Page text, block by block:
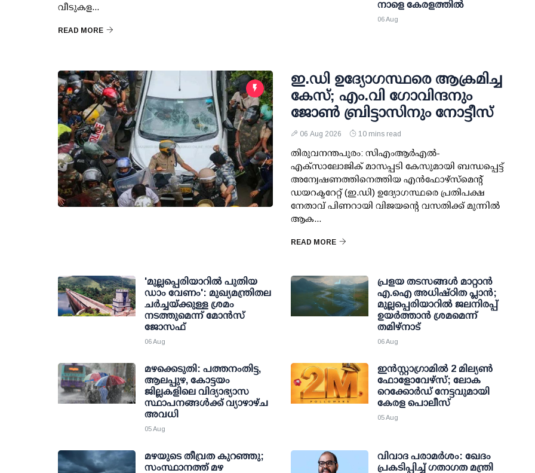
വീടുകള...
READ MORE
നാളെ കേരളത്തിൽ
06 Aug
ഇ.ഡി ഉദ്യോഗസ്ഥരെ ആക്രമിച്ച
കേസ്; എം.വി ഗോവിന്ദനും
ജോണ്‍ ബ്രിട്ടാസിനും നോട്ടീസ്
06 Aug 2026 10 mins read
തിരുവനന്തപുരം: സിഎംആര്‍എല്‍-
എക്‌സാലോജിക് മാസപ്പടി കേസുമായി ബന്ധപ്പെട്ട്
അന്വേഷണത്തിനെത്തിയ എന്‍ഫോഴ്സ്മെന്റ്
ഡയറക്ടറേറ്റ് (ഇ.ഡി) ഉദ്യോഗസ്ഥരെ പ്രതിപക്ഷ
നേതാവ് പിണറായി വിജയന്റെ വസതിക്ക് മുന്നില്‍
ആക...
READ MORE
'മുല്ലപ്പെരിയാറില്‍ പുതിയ
ഡാം വേണം': മുഖ്യമന്ത്രിതല
ചര്‍ച്ചയ്ക്കുള്ള ശ്രമം
നടത്തുമെന്ന് മോന്‍സ്
ജോസഫ്
06 Aug
പ്രളയ തടസങ്ങള്‍ മാറ്റാന്‍
എ.ഐ അധിഷ്ഠിത പ്ലാന്‍;
മുല്ലപ്പെരിയാറില്‍ ജലനിരപ്പ്
ഉയര്‍ത്താന്‍ ശ്രമമെന്ന്
തമിഴ്നാട്
06 Aug
മഴക്കെടുതി: പത്തനംതിട്ട,
ആലപ്പുഴ, കോട്ടയം
ജില്ലകളിലെ വിദ്യാഭ്യാസ
സ്ഥാപനങ്ങള്‍ക്ക് വ്യാഴാഴ്ച
അവധി
05 Aug
ഇന്‍സ്റ്റാഗ്രാമില്‍ 2 മില്യണ്‍
ഫോളോവേഴ്സ്; ലോക
റെക്കോര്‍ഡ് നേട്ടവുമായി
കേരള പൊലീസ്
05 Aug
മഴയുടെ തീവ്രത കുറഞ്ഞു;
സംസ്ഥാനത്ത് മഴ
വിവാദ പരാമര്‍ശം: ഖേദം
പ്രകടിപ്പിച്ച് ഗതാഗത മന്ത്രി